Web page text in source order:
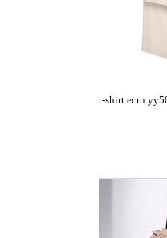
t-shirt ecru